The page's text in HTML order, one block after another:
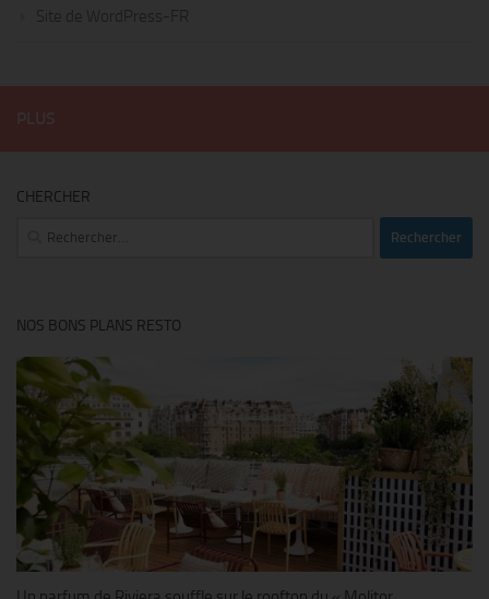
Site de WordPress-FR
CHERCHER
Rechercher :
NOS BONS PLANS RESTO